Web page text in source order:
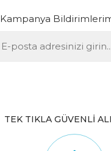
Kampanya
TEK TIKLA GÜVENLİ